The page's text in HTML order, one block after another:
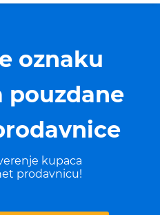
oznaku
pouzdane
kupaca
prodavnicu!